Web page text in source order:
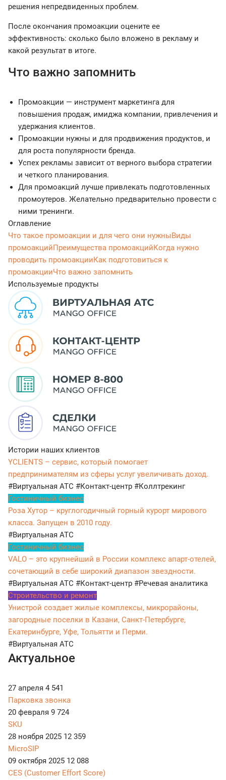
решения непредвиденных проблем.
После окончания промоакции оцените ее
эффективность: сколько было вложено в рекламу и
какой результат в итоге.
Что важно запомнить
Промоакции — инструмент маркетинга для
повышения продаж, имиджа компании, привлечения и
удержания клиентов.
Промоакции нужны и для продвижения продуктов, и
для роста популярности бренда.
Успех рекламы зависит от верного выбора стратегии
и четкого планирования.
Для промоакций лучше привлекать подготовленных
промоутеров. Желательно предварительно провести с
ними тренинги.
Оглавление
Что такое промоакции и для чего они нужныВиды
промоакцийПреимущества промоакцийКогда нужно
проводить промоакцииКак подготовиться к
промоакцииЧто важно запомнить
Используемые продукты
Истории наших клиентов
YCLIENTS – сервис, который помогает
предпринимателям из сферы услуг увеличивать доход.
#Виртуальная АТС #Контакт-центр #Коллтрекинг
Гостиничный бизнес
Роза Хутор – круглогодичный горный курорт мирового
класса. Запущен в 2010 году.
#Виртуальная АТС
Гостиничный бизнес
VALO – это крупнейший в России комплекс апарт-отелей,
сочетающий в себе широкий диапазон звездности.
#Виртуальная АТС #Контакт-центр #Речевая аналитика
Строительство и ремонт
Унистрой создает жилые комплексы, микрорайоны,
загородные поселки в Казани, Санкт-Петербурге,
Екатеринбурге, Уфе, Тольятти и Перми.
#Виртуальная АТС
Актуальное
27 апреля 4 541
Парковка звонка
20 февраля 9 724
SKU
28 ноября 2025 12 359
MicroSIP
09 октября 2025 12 088
CES (Customer Effort Score)